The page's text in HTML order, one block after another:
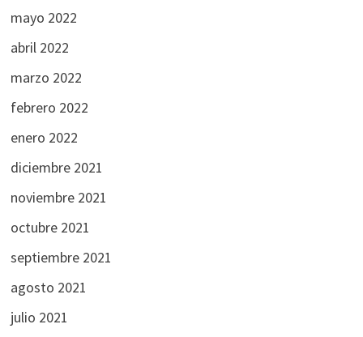
mayo 2022
abril 2022
marzo 2022
febrero 2022
enero 2022
diciembre 2021
noviembre 2021
octubre 2021
septiembre 2021
agosto 2021
julio 2021